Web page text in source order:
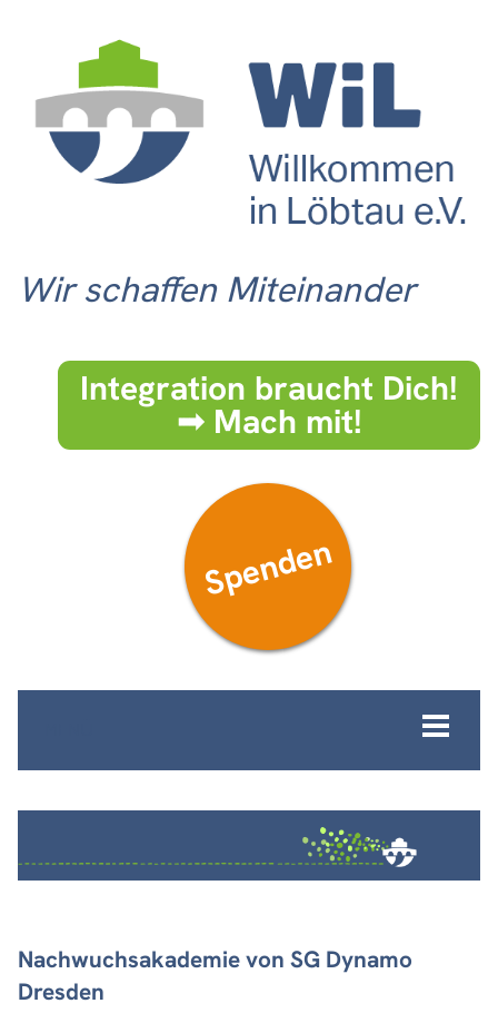
Wir schaffen Miteinander
Integration braucht Dich!
➟ Mach mit!
Spenden
Nachwuchsakademie von SG Dynamo
Dresden